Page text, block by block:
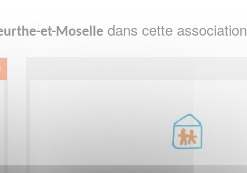
et-Moselle dans cette association